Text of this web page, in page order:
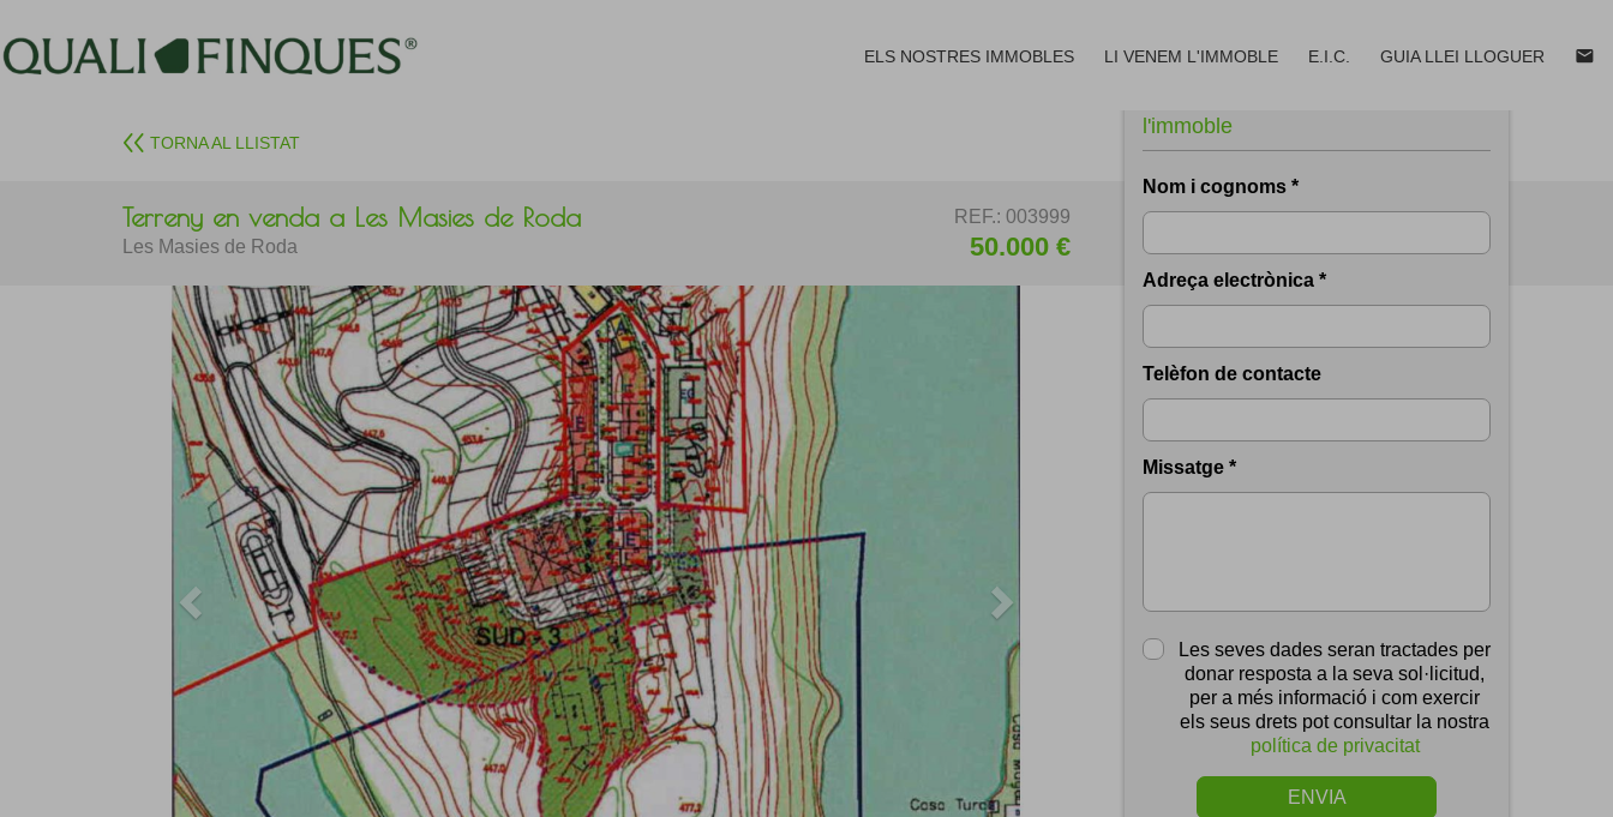
ELS NOSTRES IMMOBLES LI VENEM L'IMMOBLE E.I.C. GUIA LLEI LLOGUER email
TORNA AL LLISTAT email print
l'immoble
Nom i cognoms *
Adreça electrònica *
Telèfon de contacte
Missatge *
Les seves dades seran tractades per
donar resposta a la seva sol·licitud,
per a més informació i com exercir
els seus drets pot consultar la nostra
política de privacitat
ENVIA
Terreny en venda a Les Masies de Roda
Les Masies de Roda
REF.: 003999
50.000 €